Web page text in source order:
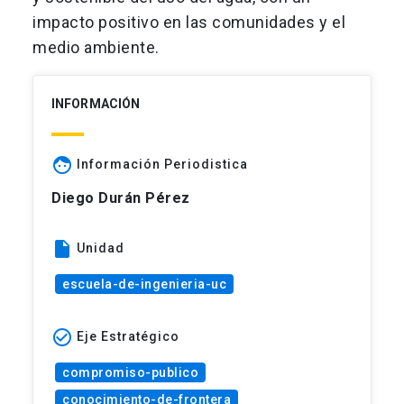
impacto positivo en las comunidades y el
medio ambiente.
INFORMACIÓN
face Información Periodistica
Diego Durán Pérez
insert_drive_file Unidad
escuela-de-ingenieria-uc
check_circle_outline Eje Estratégico
compromiso-publico
conocimiento-de-frontera